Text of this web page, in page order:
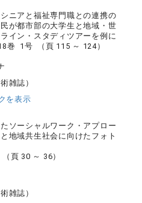
ニアと福祉専門職との連携の
が都市部の大学生と地域・世
イン・スタディツアーを例に
巻 1号 （頁 115 ～ 124）
雑誌）
を表示
ソーシャルワーク・アプロー
地域共生社会に向けたフォト
頁 30 ～ 36）
雑誌）